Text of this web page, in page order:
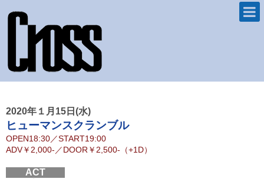
2020年１月15日(水)
ヒューマンスクランブル
OPEN18:30／START19:00
ADV￥2,000- ／DOOR ￥2,500-（+1D）
ACT